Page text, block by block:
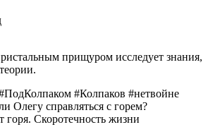
прищуром исследует знания,
#Колпаков #нетвойне
Олегу справляться с горем?
Скоротечность жизни